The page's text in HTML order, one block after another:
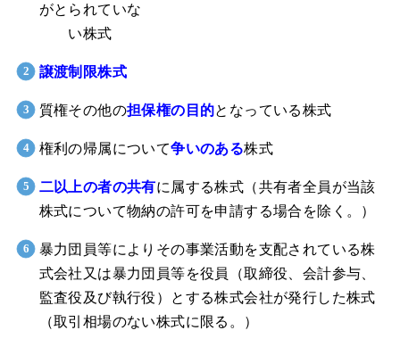
がとられていな
い株式
譲渡制限株式
質権その他の担保権の目的となっている株式
権利の帰属について争いのある株式
二以上の者の共有に属する株式（共有者全員が当該
株式について物納の許可を申請する場合を除く。）
暴力団員等によりその事業活動を支配されている株
式会社又は暴力団員等を役員（取締役、会計参与、
監査役及び執行役）とする株式会社が発行した株式
（取引相場のない株式に限る。）